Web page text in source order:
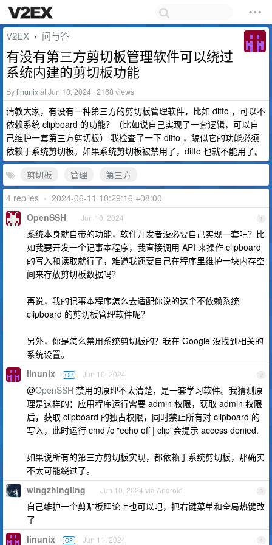
V2EX › 问与答
有没有第三方剪切板管理软件可以绕过
系统内建的剪切板功能
By linunixat Jun 10, 2024 · 2168 views
请教大家，有没有一种第三方的剪切板管理软件，比如 ditto ，可以不
依赖系统 clipboard 的功能？（比如说自己实现了一套逻辑，可以自
己维护一套第三方剪切板） 我检查了一下 ditto ，貌似它的功能必须
依赖于系统剪切板。如果系统剪切板被禁用了，ditto 也就不能用了。
剪切板
管理
第三方
4 replies • 2024-06-11 10:29:16 +08:00
1
OpenSSH Jun 10, 2024
系统本身就自带的功能，软件开发者没必要自己实现一套吧？比
如我要开发一个记事本程序，我直接调用 API 来操作 clipboard
的写入和读取就行了，难道我还要自己在程序里维护一块内存空
间来存放剪切板数据吗？
再说，我的记事本程序怎么去适配你说的这个不依赖系统
clipboard 的剪切板管理软件呢？
另外，你是怎么禁用系统剪切板的？我在 Google 没找到相关的
系统设置。
2
linunix OP Jun 10, 2024
@OpenSSH 禁用的原理不太清楚，是一套学习软件。我猜测原
理是这样的：应用程序运行需要 admin 权限，获取 admin 权限
后，获取 clipboard 的独占权限，同时禁止所有对 clipboard 的
写入，此时运行 cmd /c "echo off | clip"会提示 access denied.
如果说所有的第三方剪切板实现，都依赖于系统剪切板，那确实
不太可能绕过了。
3
wingzhingling Jun 10, 2024 via Android
自己维护一个剪贴板理论上也可以吧，把右键菜单和全局热键改
了
4
linunix OP Jun 11, 2024